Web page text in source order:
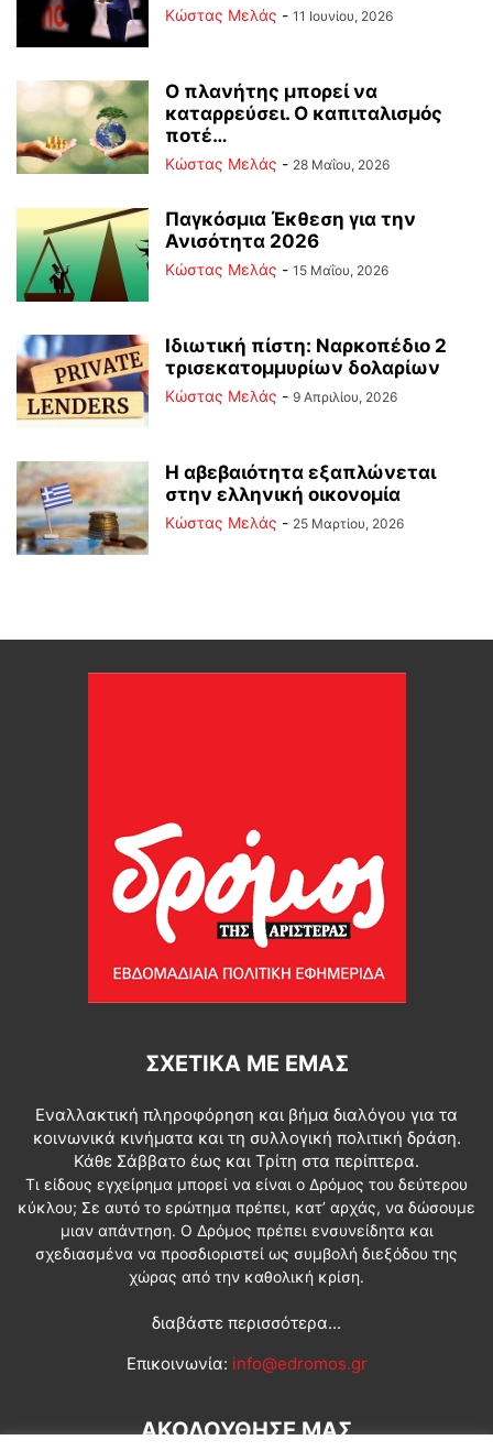
Κώστας Μελάς - 11 Ιουνίου, 2026
Ο πλανήτης μπορεί να
καταρρεύσει. Ο καπιταλισμός
ποτέ…
Κώστας Μελάς - 28 Μαΐου, 2026
Παγκόσμια Έκθεση για την
Ανισότητα 2026
Κώστας Μελάς - 15 Μαΐου, 2026
Ιδιωτική πίστη: Ναρκοπέδιο 2
τρισεκατομμυρίων δολαρίων
Κώστας Μελάς - 9 Απριλίου, 2026
Η αβεβαιότητα εξαπλώνεται
στην ελληνική οικονομία
Κώστας Μελάς - 25 Μαρτίου, 2026
ΣΧΕΤΙΚΆ ΜΕ ΕΜΆΣ
Εναλλακτική πληροφόρηση και βήμα διαλόγου για τα
κοινωνικά κινήματα και τη συλλογική πολιτική δράση.
Κάθε Σάββατο έως και Τρίτη στα περίπτερα.
Τι είδους εγχείρημα μπορεί να είναι ο Δρόμος του δεύτερου
κύκλου; Σε αυτό το ερώτημα πρέπει, κατ’ αρχάς, να δώσουμε
μιαν απάντηση. Ο Δρόμος πρέπει ενσυνείδητα και
σχεδιασμένα να προσδιοριστεί ως συμβολή διεξόδου της
χώρας από την καθολική κρίση.
διαβάστε περισσότερα...
Επικοινωνία: info@edromos.gr
ΑΚΟΛΟΥΘΗΣΕ ΜΑΣ